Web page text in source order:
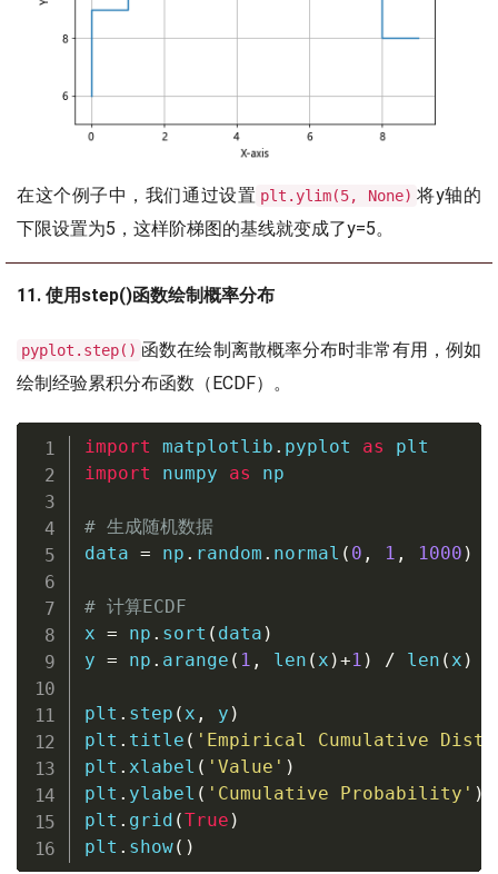
在这个例子中，我们通过设置 plt.ylim(5, None) 将y轴的
下限设置为5，这样阶梯图的基线就变成了y=5。
11. 使用step()函数绘制概率分布
pyplot.step() 函数在绘制离散概率分布时非常有用，例如
绘制经验累积分布函数（ECDF）。
import matplotlib . pyplot as
import numpy as np
# 生成随机数据
data = np . random . normal ( 0 , 1 , 1000 )
# 计算ECDF
x = np . sort ( data )
y = np . arange ( 1 , len ( x )+1 ) / len ( x )
plt . step ( x , y )
plt . title ( 'Empirical Cumulative
plt . xlabel ( 'Value' )
plt . ylabel ( 'Cumulative Probability' )
plt . grid (True )
plt . show( )